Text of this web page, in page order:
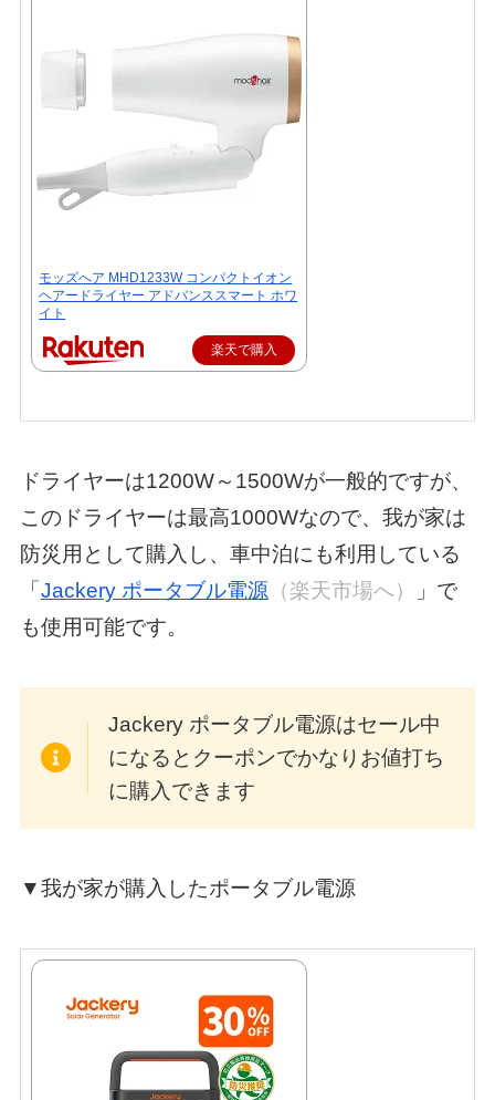
モッズへア MHD1233W コンパクトイオン
ヘアードライヤー アドバンススマート ホワ
イト
楽天で購入
ドライヤーは1200W～1500Wが一般的ですが、
このドライヤーは最高1000Wなので、我が家は
防災用として購入し、車中泊にも利用している
「 Jackery ポータブル電源（楽天市場へ）
」で
も使用可能です。
Jackery ポータブル電源はセール中
になるとクーポンでかなりお値打ち
に購入できます
▼我が家が購入したポータブル電源